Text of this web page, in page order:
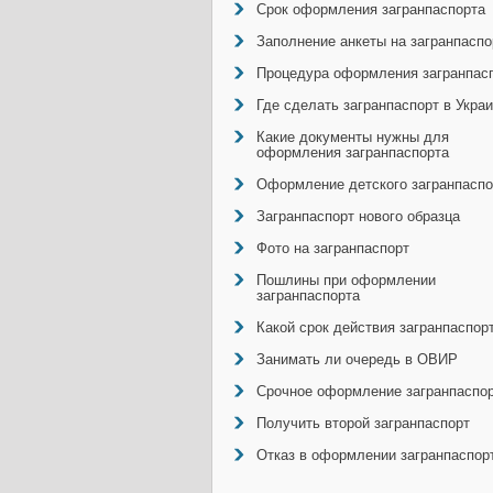
Срок оформления загранпаспорта
Заполнение анкеты на
Процедура оформления
Где сделать загранпаспорт в
Какие документы нужны для
оформления загранпаспорта
Оформление детского
Загранпаспорт нового образца
Фото на загранпаспорт
Пошлины при оформлении
загранпаспорта
Какой срок действия
Занимать ли очередь в ОВИР
Срочное оформление
Получить второй загранпаспорт
Отказ в оформлении